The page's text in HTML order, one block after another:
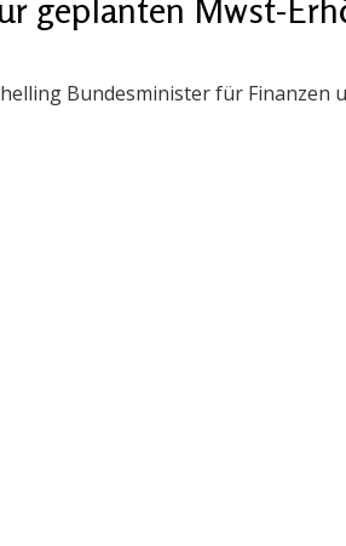
geplanten Mwst-
Bundesminister für